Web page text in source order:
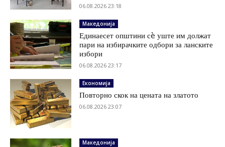
06.08.2026 23:18
Македонија
Единаесет општини сè уште им должат
пари на избирачките одбори за ланските
избори
06.08.2026 23:17
Економија
Повторно скок на цената на златото
06.08.2026 23:07
Македонија